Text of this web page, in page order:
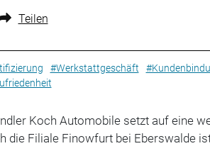
Teilen
#Werkstattgeschäft
Koch Automobile setzt auf eine
die Filiale Finowfurt bei Eberswalde